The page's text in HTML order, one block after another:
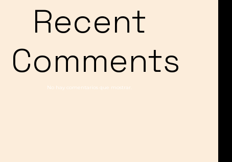
Recent
Comments
No hay comentarios que mostrar.